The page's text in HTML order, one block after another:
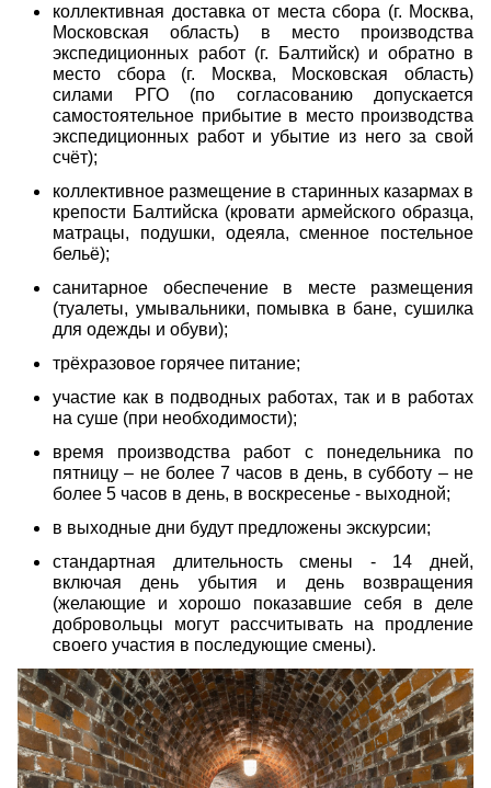
коллективная доставка от места сбора (г. Москва,
Московская область) в место производства
экспедиционных работ (г. Балтийск) и обратно в
место сбора (г. Москва, Московская область)
силами РГО (по согласованию допускается
самостоятельное прибытие в место производства
экспедиционных работ и убытие из него за свой
счёт);
коллективное размещение в старинных казармах в
крепости Балтийска (кровати армейского образца,
матрацы, подушки, одеяла, сменное постельное
бельё);
санитарное обеспечение в месте размещения
(туалеты, умывальники, помывка в бане, сушилка
для одежды и обуви);
трёхразовое горячее питание;
участие как в подводных работах, так и в работах
на суше (при необходимости);
время производства работ с понедельника по
пятницу – не более 7 часов в день, в субботу – не
более 5 часов в день, в воскресенье - выходной;
в выходные дни будут предложены экскурсии;
стандартная длительность смены - 14 дней,
включая день убытия и день возвращения
(желающие и хорошо показавшие себя в деле
добровольцы могут рассчитывать на продление
своего участия в последующие смены).
658d566453f9b9d4cf3f64f7589e79a7b.jpg